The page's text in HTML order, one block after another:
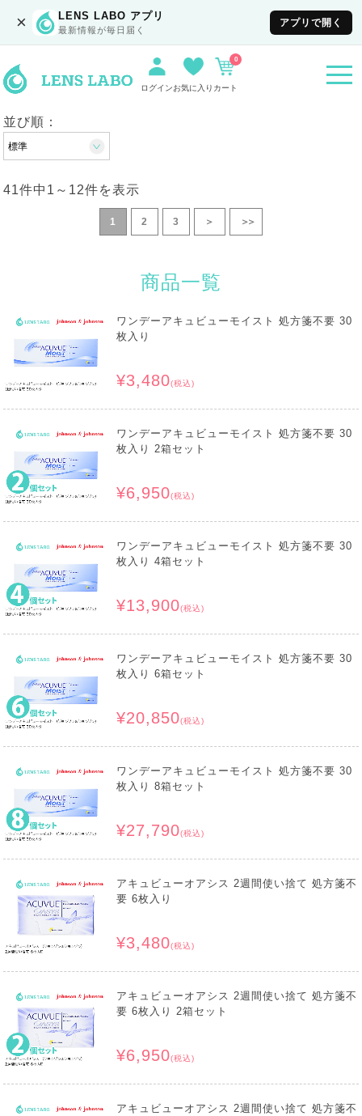
× LENS LABO アプリ
最新情報が毎日届く
アプリで開く
ログインお気に入り カート
0
並び順：
41件中 1 ～ 12件を表示
1 2 3 ＞ ＞＞
商品一覧
ワンデーアキュビューモイスト 処方箋不要 30
枚入り
¥3,480(税込)
ワンデーアキュビューモイスト 処方箋不要 30
枚入り 2箱セット
¥6,950(税込)
ワンデーアキュビューモイスト 処方箋不要 30
枚入り 4箱セット
¥13,900(税込)
ワンデーアキュビューモイスト 処方箋不要 30
枚入り 6箱セット
¥20,850(税込)
ワンデーアキュビューモイスト 処方箋不要 30
枚入り 8箱セット
¥27,790(税込)
アキュビューオアシス 2週間使い捨て 処方箋不
要 6枚入り
¥3,480(税込)
アキュビューオアシス 2週間使い捨て 処方箋不
要 6枚入り 2箱セット
¥6,950(税込)
アキュビューオアシス 2週間使い捨て 処方箋不